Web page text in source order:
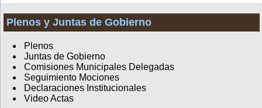
Plenos y Juntas de Gobierno
Plenos
Juntas de Gobierno
Comisiones Municipales Delegadas
Seguimiento Mociones
Declaraciones Institucionales
Video Actas